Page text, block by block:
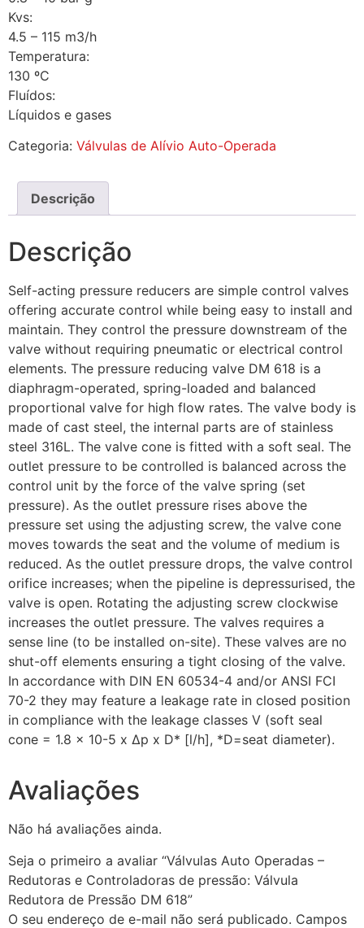
Kvs:
4.5 – 115 m3/h
Temperatura:
130 ºC
Fluídos:
Líquidos e gases
Categoria: Válvulas de Alívio Auto-Operada
Descrição
Descrição
Self-acting pressure reducers are simple control valves
offering accurate control while being easy to install and
maintain. They control the pressure downstream of the
valve without requiring pneumatic or electrical control
elements. The pressure reducing valve DM 618 is a
diaphragm-operated, spring-loaded and balanced
proportional valve for high flow rates. The valve body is
made of cast steel, the internal parts are of stainless
steel 316L. The valve cone is fitted with a soft seal. The
outlet pressure to be controlled is balanced across the
control unit by the force of the valve spring (set
pressure). As the outlet pressure rises above the
pressure set using the adjusting screw, the valve cone
moves towards the seat and the volume of medium is
reduced. As the outlet pressure drops, the valve control
orifice increases; when the pipeline is depressurised, the
valve is open. Rotating the adjusting screw clockwise
increases the outlet pressure. The valves requires a
sense line (to be installed on-site). These valves are no
shut-off elements ensuring a tight closing of the valve.
In accordance with DIN EN 60534-4 and/or ANSI FCI
70-2 they may feature a leakage rate in closed position
in compliance with the leakage classes V (soft seal
cone = 1.8 x 10-5 x Δp x D* [l/h], *D=seat diameter).
Avaliações
Não há avaliações ainda.
Seja o primeiro a avaliar “Válvulas Auto Operadas –
Redutoras e Controladoras de pressão: Válvula
Redutora de Pressão DM 618”
O seu endereço de e-mail não será publicado. Campos